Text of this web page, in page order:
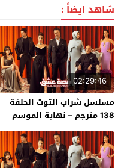
شاهد ايضاً :
02:29:46
مسلسل شراب التوت الحلقة
138 مترجم – نهاية الموسم